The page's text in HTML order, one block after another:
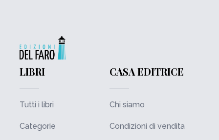
LIBRI
Tutti i libri
Categorie
CASA EDITRICE
Chi siamo
Condizioni di vendita